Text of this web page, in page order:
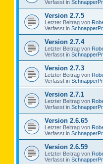
Verfasst in
Version 2.7.5
Letzter Beitrag von
Verfasst in
Version 2.7.4
Letzter Beitrag von
Verfasst in
Version 2.7.3
Letzter Beitrag von
Verfasst in
Version 2.7.1
Letzter Beitrag von
Verfasst in
Version 2.6.65
Letzter Beitrag von
Verfasst in
Version 2.6.59
Letzter Beitrag von
Verfasst in